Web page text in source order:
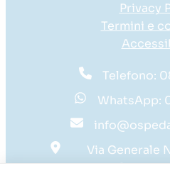
Privacy
Termini e
Telefono:
WhatsApp:
Via Generale
91bis –